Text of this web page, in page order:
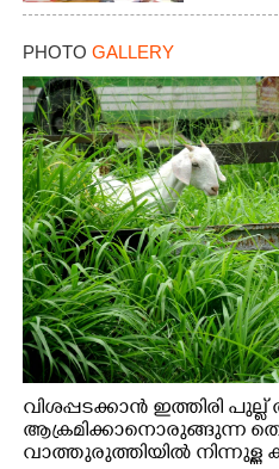
PHOTO GALLERY
വിശപ്പടക്കാൻ ഇത്തിരി
ആക്രമിക്കാനൊരുങ്ങുന്ന
വാത്തുരുത്തിയിൽ നിന്നുള്ള